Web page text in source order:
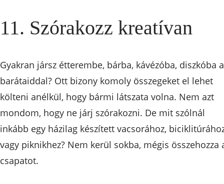
11. Szórakozz kreatívan
Gyakran jársz étterembe, bárba, kávézóba, diszkóba a
barátaiddal? Ott bizony komoly összegeket el lehet
költeni anélkül, hogy bármi látszata volna. Nem azt
mondom, hogy ne járj szórakozni. De mit szólnál
inkább egy házilag készített vacsorához,
vagy piknikhez? Nem kerül sokba, mégis összehozza
csapatot.